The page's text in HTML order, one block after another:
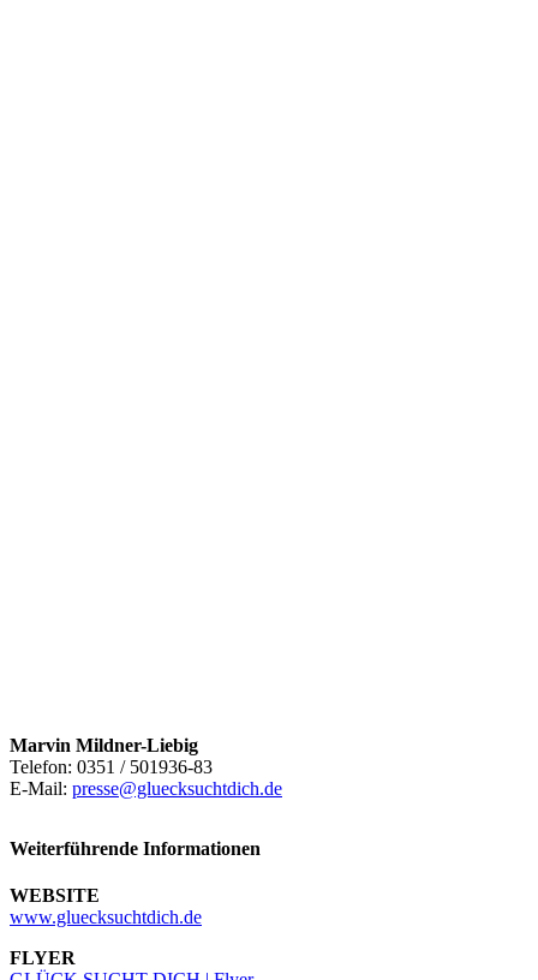
Marvin Mildner-Liebig
Telefon: 0351 / 501936-83
E-Mail: presse@gluecksuchtdich.de
Weiterführende Informationen
WEBSITE
www.gluecksuchtdich.de
FLYER